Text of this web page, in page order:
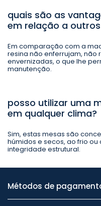
quais são as
em relação a
Em comparação com a
resina não enferrujam,
envernizadas, o que lhe
manutenção.
posso utilizar uma
em qualquer clima?
Sim, estas mesas são
húmidos e secos, ao frio
integridade estrutural.
Métodos de